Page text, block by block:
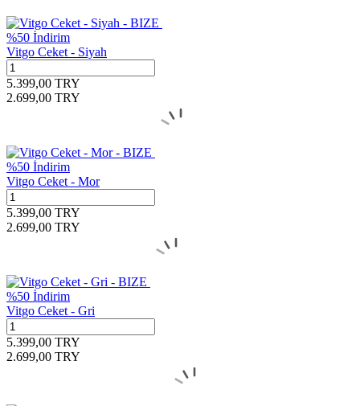
%50 İndirim
Vitgo Ceket - Siyah
5.399,00 TRY
2.699,00 TRY
%50 İndirim
Vitgo Ceket - Mor
5.399,00 TRY
2.699,00 TRY
%50 İndirim
Vitgo Ceket - Gri
5.399,00 TRY
2.699,00 TRY